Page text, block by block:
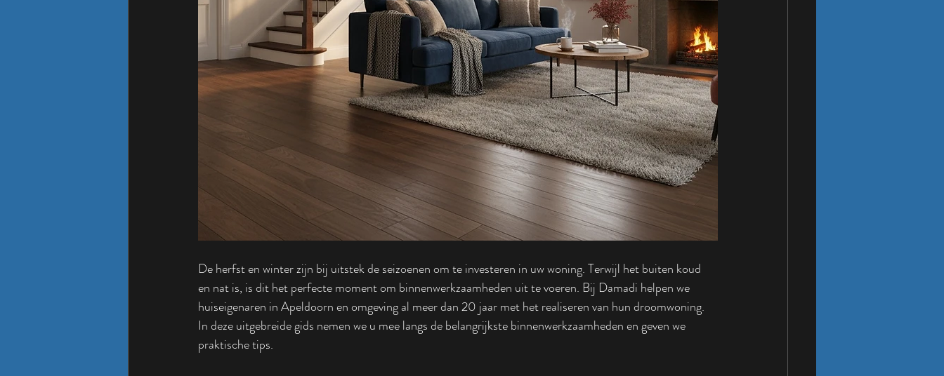
De herfst en winter zijn bij uitstek de seizoenen om te investeren in uw woning. Terwijl het buiten koud
en nat is, is dit het perfecte moment om binnenwerkzaamheden uit te voeren. Bij Damadi helpen we
huiseigenaren in Apeldoorn en omgeving al meer dan 20 jaar met het realiseren van hun droomwoning.
In deze uitgebreide gids nemen we u mee langs de belangrijkste binnenwerkzaamheden en geven we
praktische tips.